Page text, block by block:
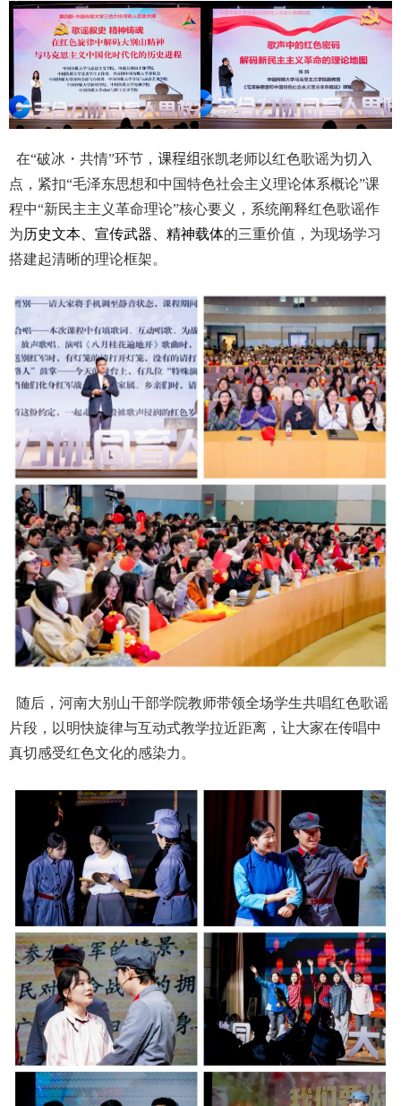
在“破冰・共情”环节， 课程组张凯老师以红色歌谣为切入
点，紧扣“毛泽东思想和中国特色社会主义理论体系概论”课
程中“新民主主义革命理论”核心要义，系统阐释红色歌谣作
为历史文本、宣传武器、精神载体的三重价值，为现场学习
搭建起清晰的理论框架。
随后，河南大别山干部学院教师带领全场学生共唱红色歌谣
片段，以明快旋律与互动式教学拉近距离，让大家在传唱中
真切感受红色文化的感染力。